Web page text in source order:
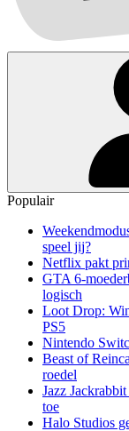
Populair
speel jij?
Netflix pakt
GTA 6-
logisch
Loot Drop:
PS5
Nintendo
Beast of
roedel
Jazz
toe
Halo Studios